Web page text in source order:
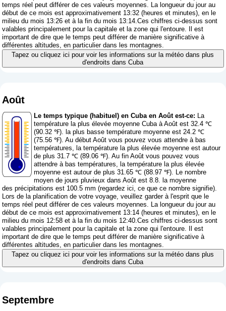
temps réel peut différer de ces valeurs moyennes. La longueur du jour au
début de ce mois est approximativement 13:32 (heures et minutes), en le
milieu du mois 13:26 et à la fin du mois 13:14.Ces chiffres ci-dessus sont
valables principalement pour la capitale et la zone qui l'entoure. Il est
important de dire que le temps peut différer de manière significative à
différentes altitudes, en particulier dans les montagnes.
Tapez ou cliquez ici pour voir les informations sur la météo dans plus
d'endroits dans Cuba
Août
Le temps typique (habituel) en Cuba en Août est-ce: La
température la plus élevée moyenne Cuba à Août est 32.4 ℃
(90.32 ℉). la plus basse température moyenne est 24.2 ℃
(75.56 ℉). Au début Août vous pouvez vous attendre à bas
températures, la température la plus élevée moyenne est autour
de plus 31.7 ℃ (89.06 ℉). Au fin Août vous pouvez vous
attendre à bas températures, la température la plus élevée
moyenne est autour de plus 31.65 ℃ (88.97 ℉). Le nombre
moyen de jours pluvieux dans Août est 8.8. la moyenne
des précipitations est 100.5 mm (regardez ici, ce que ce nombre signifie).
Lors de la planification de votre voyage, veuillez garder à l'esprit que le
temps réel peut différer de ces valeurs moyennes. La longueur du jour au
début de ce mois est approximativement 13:14 (heures et minutes), en le
milieu du mois 12:58 et à la fin du mois 12:40.Ces chiffres ci-dessus sont
valables principalement pour la capitale et la zone qui l'entoure. Il est
important de dire que le temps peut différer de manière significative à
différentes altitudes, en particulier dans les montagnes.
Tapez ou cliquez ici pour voir les informations sur la météo dans plus
d'endroits dans Cuba
Septembre